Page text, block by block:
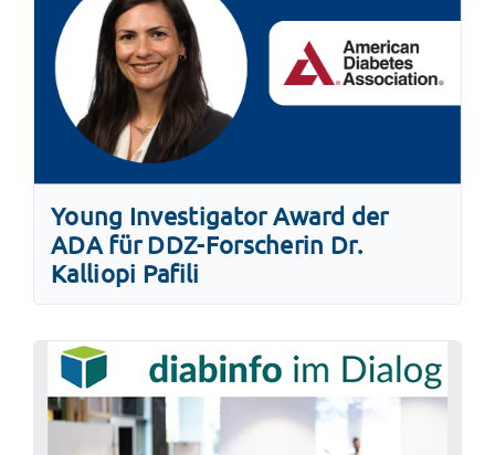
Young Investigator Award der
ADA für DDZ-Forscherin Dr.
Kalliopi Pafili